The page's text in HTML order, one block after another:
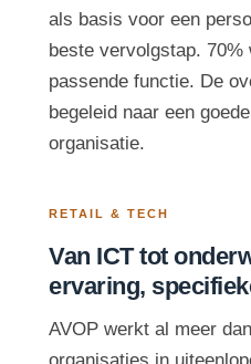
als basis voor een
beste vervolgstap. 70%
passende functie. De
begeleid naar een
organisatie.
RETAIL & TECH
Van ICT tot
ervaring,
AVOP werkt al meer